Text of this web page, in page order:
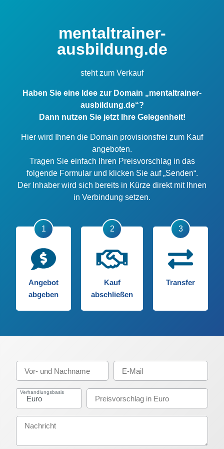
mentaltrainer-
ausbildung.de
steht zum Verkauf
Haben Sie eine Idee zur Domain „mentaltrainer-
ausbildung.de“?
Dann nutzen Sie jetzt Ihre Gelegenheit!
Hier wird Ihnen die Domain provisionsfrei zum Kauf
angeboten.
Tragen Sie einfach Ihren Preisvorschlag in das
folgende Formular und klicken Sie auf „Senden“.
Der Inhaber wird sich bereits in Kürze direkt mit Ihnen
in Verbindung setzen.
Angebot
abgeben
Kauf
abschließen
Transfer
Verhandlungsbasis